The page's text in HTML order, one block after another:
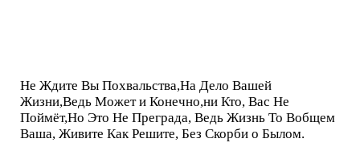
Не Ждите Вы Похвальства,На Дело Вашей
Жизни,Ведь Может и Конечно,ни Кто, Вас Не
Поймёт,Но Это Не Преграда, Ведь Жизнь То Вобщем
Ваша, Живите Как Решите, Без Скорби о Былом.